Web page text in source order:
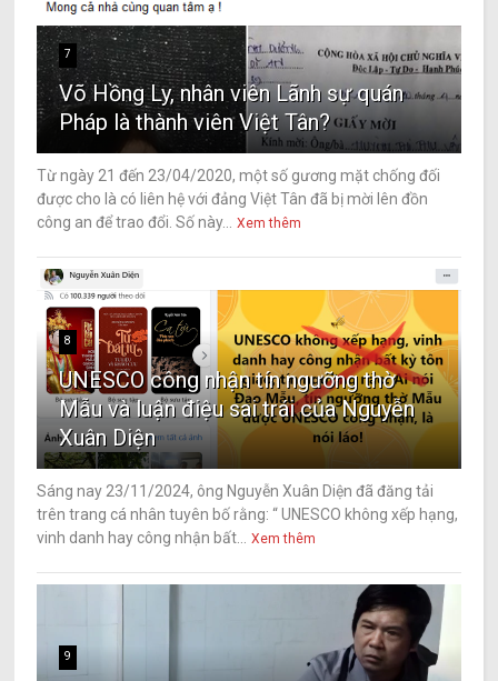
7
Võ Hồng Ly, nhân viên Lãnh sự quán
Pháp là thành viên Việt Tân?
Từ ngày 21 đến 23/04/2020, một số gương mặt chống đối
được cho là có liên hệ với đảng Việt Tân đã bị mời lên đồn
công an để trao đổi. Số này...
Xem thêm
8
UNESCO công nhận tín ngưỡng thờ
Mẫu và luận điệu sai trái của Nguyễn
Xuân Diện
Sáng nay 23/11/2024, ông Nguyễn Xuân Diện đã đăng tải
trên trang cá nhân tuyên bố rằng: “ UNESCO không xếp hạng,
vinh danh hay công nhận bất...
Xem thêm
9